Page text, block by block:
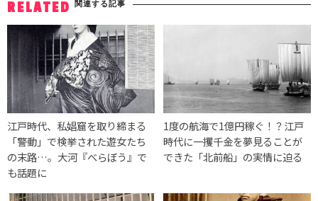
RELATED 関連する記事
江戸時代、私娼窟を取り締まる
「警動」で検挙された遊女たち
の末路…。大河『べらぼう』で
も話題に
1度の航海で1億円稼ぐ！？江戸
時代に一攫千金を夢見ることが
できた「北前船」の実情に迫る